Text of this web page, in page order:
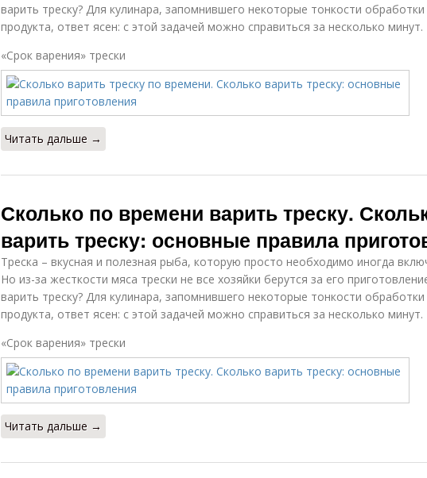
варить треску? Для кулинара, запомнившего некоторые тонкости обработки
продукта, ответ ясен: с этой задачей можно справиться за несколько минут.
«Срок варения» трески
Читать дальше →
Сколько по времени варить треску.
варить треску: основные правила
Треска – вкусная и полезная рыба, которую просто необходимо иногда
Но из-за жесткости мяса трески не все хозяйки берутся за его
варить треску? Для кулинара, запомнившего некоторые тонкости обработки
продукта, ответ ясен: с этой задачей можно справиться за несколько минут.
«Срок варения» трески
Читать дальше →